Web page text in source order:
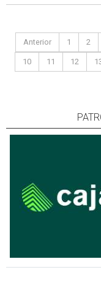
Anterior 1 2
10 11 12